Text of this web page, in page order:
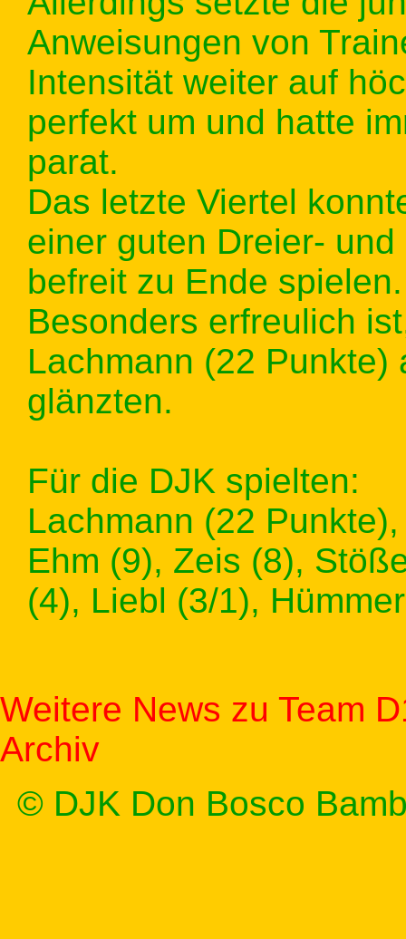
Anweisungen von
Intensität weiter auf
perfekt um und hatte
parat.
Das letzte Viertel
einer guten Dreier-
befreit zu Ende spielen.
Besonders erfreulich
Lachmann (22
glänzten.
Für die DJK spielten:
Lachmann (22
Ehm (9), Zeis (8),
(4), Liebl (3/1),
Weitere News zu Team
Archiv
© DJK Don Bosco